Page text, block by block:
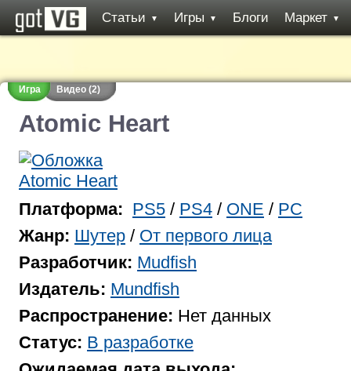
Статьи ▼ Игры ▼ Блоги Маркет ▼
Игра Видео (2)
Atomic Heart
Платформа: PS5 / PS4 / ONE / PC
Жанр: Шутер / От первого лица
Разработчик: Mudfish
Издатель: Mundfish
Распространение: Нет данных
Статус: В разработке